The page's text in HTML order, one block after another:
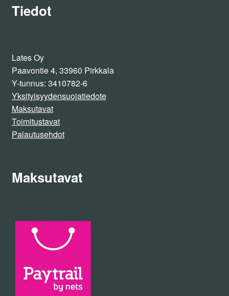
Tiedot
Lates Oy
Paavontie 4, 33960 Pirkkala
Y-tunnus: 3410782-6
Yksityisyydensuojatiedote
Maksutavat
Toimitustavat
Palautusehdot
Maksutavat